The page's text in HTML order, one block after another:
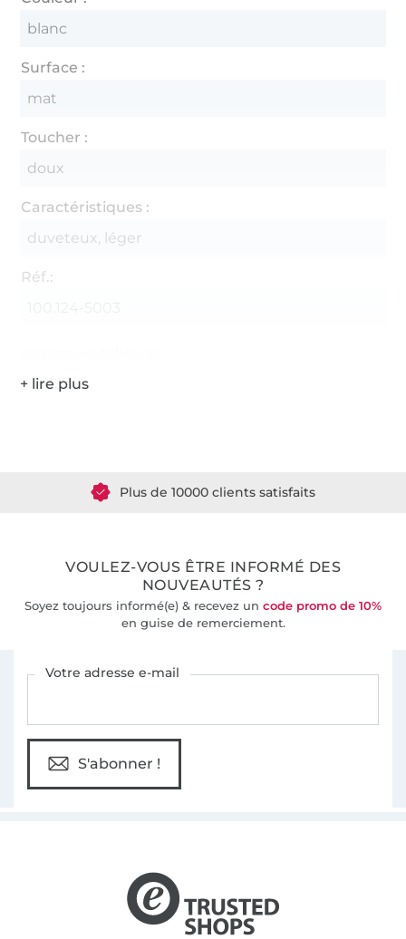
blanc
Surface :
mat
Toucher :
doux
Caractéristiques :
duveteux, léger
Réf.:
VOULEZ-VOUS ÊTRE INFORMÉ DES
NOUVEAUTÉS ?
Soyez toujours informé(e) & recevez un code promo de 10%
en guise de remerciement.
Votre adresse e-mail
S'abonner !